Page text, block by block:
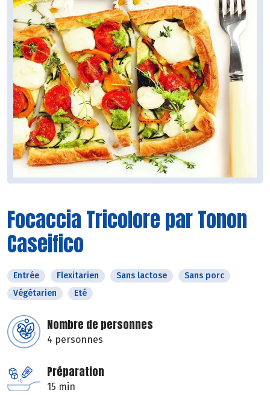
Focaccia Tricolore par Tonon
Caseifico
Entrée Flexitarien Sans lactose
Sans porc
Végétarien
Eté
Nombre de personnes
4 personnes
Préparation
15 min